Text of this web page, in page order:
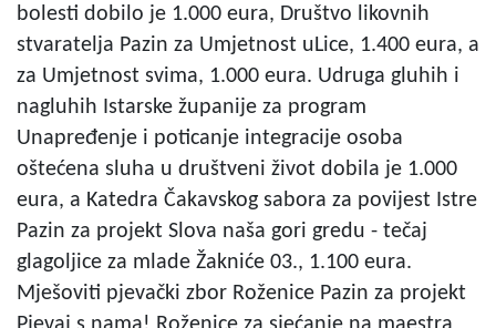
bolesti dobilo je 1.000 eura, Društvo likovnih
stvaratelja Pazin za Umjetnost uLice, 1.400 eura, a
za Umjetnost svima, 1.000 eura. Udruga gluhih i
nagluhih Istarske županije za program
Unapređenje i poticanje integracije osoba
oštećena sluha u društveni život dobila je 1.000
eura, a Katedra Čakavskog sabora za povijest Istre
Pazin za projekt Slova naša gori gredu - tečaj
glagoljice za mlade Žakniće 03., 1.100 eura.
Mješoviti pjevački zbor Roženice Pazin za projekt